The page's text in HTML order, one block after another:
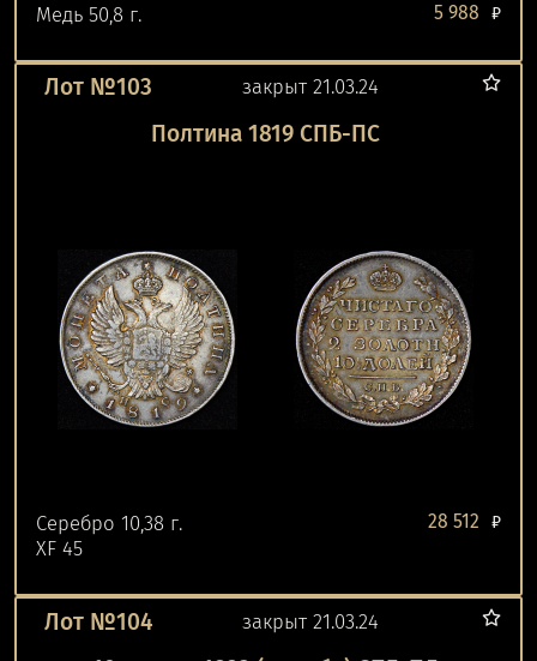
Медь 50,8 г. 5 988 ₽
Лот №103 закрыт 21.03.24
Полтина 1819 СПБ-ПС
Серебро 10,38 г.
XF 45
28 512 ₽
Лот №104 закрыт 21.03.24